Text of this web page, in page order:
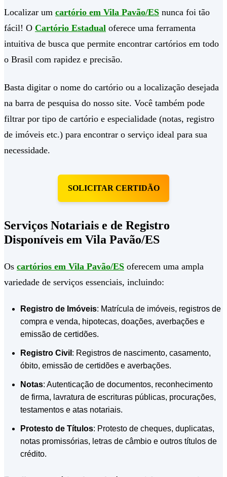
Localizar um cartório em Vila Pavão/ES nunca foi tão
fácil! O Cartório Estadual oferece uma ferramenta
intuitiva de busca que permite encontrar cartórios em todo
o Brasil com rapidez e precisão.
Basta digitar o nome do cartório ou a localização desejada
na barra de pesquisa do nosso site. Você também pode
filtrar por tipo de cartório e especialidade (notas, registro
de imóveis etc.) para encontrar o serviço ideal para sua
necessidade.
SOLICITAR CERTIDÃO
Serviços Notariais e de Registro
Disponíveis em Vila Pavão/ES
Os cartórios em Vila Pavão/ES oferecem uma ampla
variedade de serviços essenciais, incluindo:
Registro de Imóveis: Matrícula de imóveis, registros de
compra e venda, hipotecas, doações, averbações e
emissão de certidões.
Registro Civil : Registros de nascimento, casamento,
óbito, emissão de certidões e averbações.
Notas: Autenticação de documentos, reconhecimento
de firma, lavratura de escrituras públicas, procurações,
testamentos e atas notariais.
Protesto de Títulos: Protesto de cheques, duplicatas,
notas promissórias, letras de câmbio e outros títulos de
crédito.